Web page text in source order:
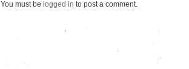
You must be logged in to post a comment.